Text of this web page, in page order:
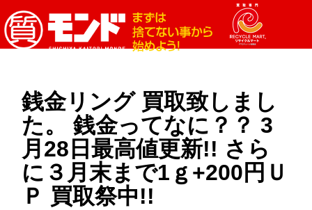
銭金リング 買取致しまし
た。 銭金ってなに？？ 3
月28日最高値更新!! さら
に３月末まで1ｇ+200円Ｕ
Ｐ 買取祭中!!